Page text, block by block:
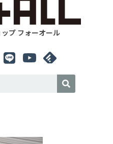
プ フォーオール